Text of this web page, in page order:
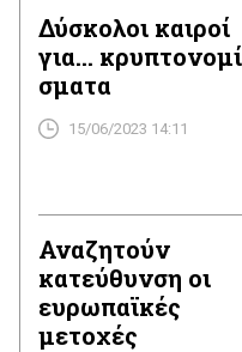
προηγούμενες απώλειες.
σημείωσαν τη
κατασκευές και τα υλικά
Δύσκολοι καιροί
για… κρυπτονομί
σματα
15/06/2023 14:11
Αναζητούν
κατεύθυνση οι
ευρωπαϊκές
μετοχές